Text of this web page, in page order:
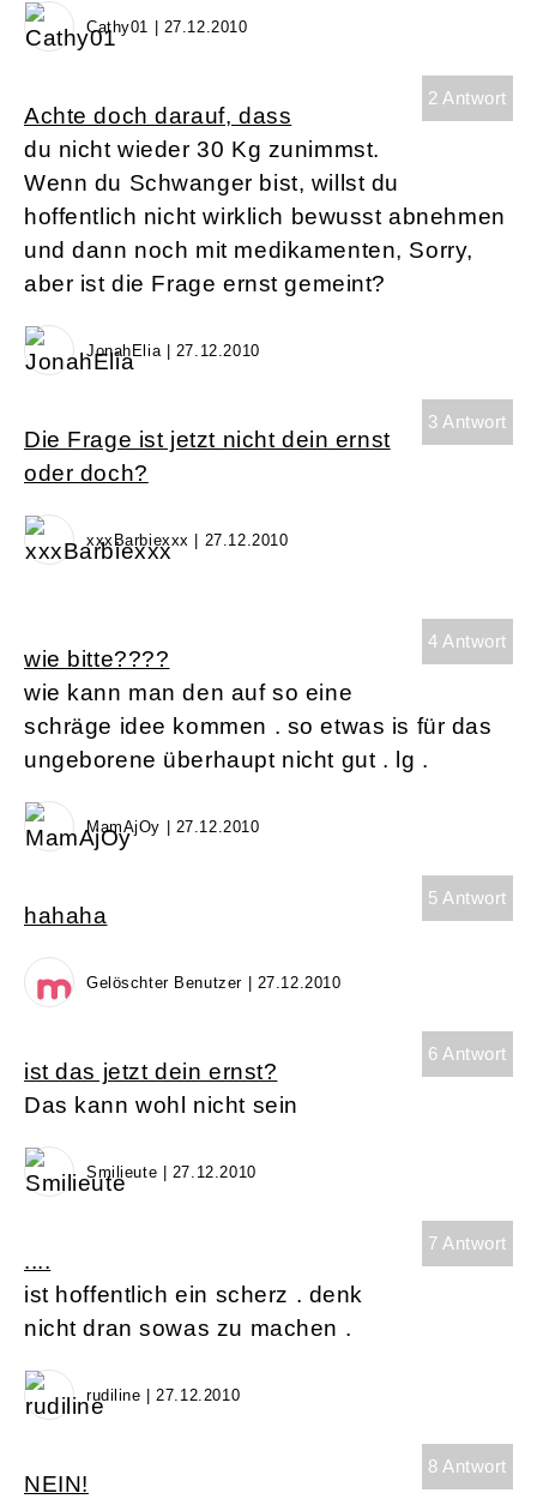
Cathy01 | 27.12.2010
2 Antwort
Achte doch darauf, dass
du nicht wieder 30 Kg zunimmst.
Wenn du Schwanger bist, willst du
hoffentlich nicht wirklich bewusst abnehmen
und dann noch mit medikamenten, Sorry,
aber ist die Frage ernst gemeint?
JonahElia | 27.12.2010
3 Antwort
Die Frage ist jetzt nicht dein ernst
oder doch?
xxxBarbiexxx | 27.12.2010
4 Antwort
wie bitte????
wie kann man den auf so eine
schräge idee kommen . so etwas is für das
ungeborene überhaupt nicht gut . lg .
MamAjOy | 27.12.2010
5 Antwort
hahaha
Gelöschter Benutzer | 27.12.2010
6 Antwort
ist das jetzt dein ernst?
Das kann wohl nicht sein
Smilieute | 27.12.2010
7 Antwort
....
ist hoffentlich ein scherz . denk
nicht dran sowas zu machen .
rudiline | 27.12.2010
8 Antwort
NEIN!